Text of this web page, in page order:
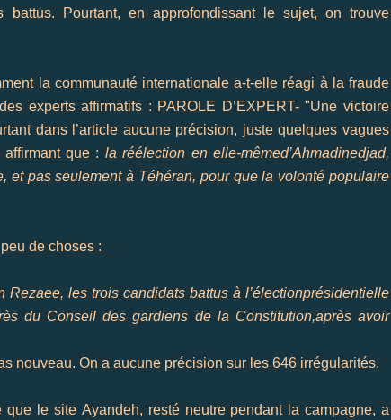
Pourtant, en approfondissant le sujet, on trouve
la communauté internationale a-t-elle réagi à la fraude
experts affirmatifs : PAROLE D’EXPERT- "Une victoire
dans l’article aucune précision, juste quelques vagues
que : la réélection en elle-mêmed’Ahmadinedjad,
et pas seulement à Téhéran, pour que la volonté populaire
de choses :
Rezaee, les trois candidats battus à l’électionprésidentielle
du Conseil des gardiens de la Constitution,après avoir
nouveau. On a aucune précision sur les 646 irrégularités.
que le site Ayandeh, resté neutre pendant la campagne, a